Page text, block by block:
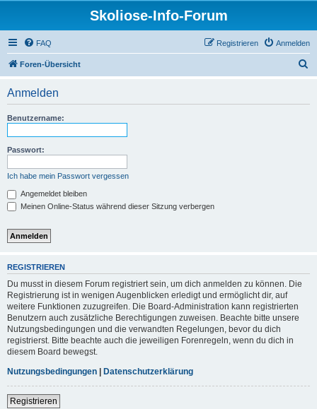
Skoliose-Info-Forum
FAQ Anmelden
Registrieren
Foren-Übersicht
Anmelden
Benutzername:
Passwort:
Ich habe mein Passwort vergessen
Angemeldet bleiben
Meinen Online-Status während dieser Sitzung verbergen
REGISTRIEREN
Du musst in diesem Forum registriert sein, um dich anmelden zu können. Die
Registrierung ist in wenigen Augenblicken erledigt und ermöglicht dir, auf
weitere Funktionen zuzugreifen. Die Board-Administration kann registrierten
Benutzern auch zusätzliche Berechtigungen zuweisen. Beachte bitte unsere
Nutzungsbedingungen und die verwandten Regelungen, bevor du dich
registrierst. Bitte beachte auch die jeweiligen Forenregeln, wenn du dich in
diesem Board bewegst.
Nutzungsbedingungen | Datenschutzerklärung
Registrieren